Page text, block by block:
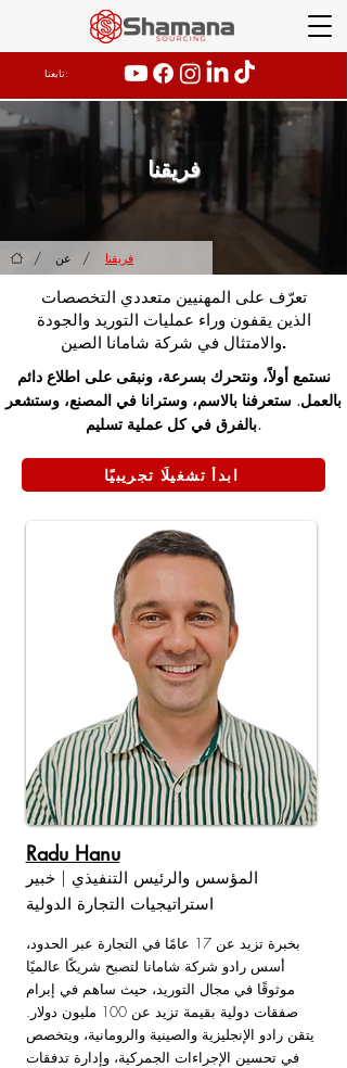
تابعنا:
تعرّف على المهنيين متعددي التخصصات
الذين يقفون وراء عمليات التوريد والجودة
والامتثال في شركة شامانا الصين.
نستمع أولاً، ونتحرك بسرعة، ونبقى على اطلاع دائم
بالعمل. ستعرفنا بالاسم، وسترانا في المصنع، وستشعر
بالفرق في كل عملية تسليم.
ابدأ تشغيلًا تجريبيًا
Radu Hanu
المؤسس والرئيس التنفيذي | خبير
استراتيجيات التجارة الدولية
بخبرة تزيد عن 17 عامًا في التجارة عبر الحدود،
أسس رادو شركة شامانا لتصبح شريكًا عالميًا
موثوقًا في مجال التوريد، حيث ساهم في إبرام
صفقات دولية بقيمة تزيد عن 100 مليون دولار.
يتقن رادو الإنجليزية والصينية والرومانية، ويتخصص
في تحسين الإجراءات الجمركية، وإدارة تدفقات
فريقنا
/ عن / فريقنا